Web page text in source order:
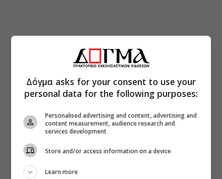
Δόγμα asks for your consent to use your
personal data for the following purposes:
Personalised advertising and content, advertising and
content measurement, audience research and
services development
Store and/or access information on a device
Learn more